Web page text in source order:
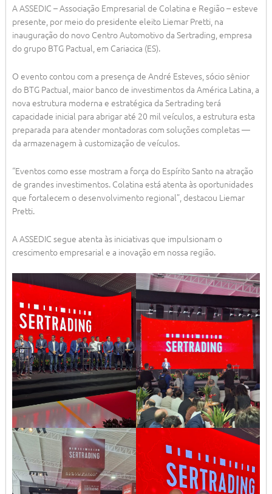
A ASSEDIC – Associação Empresarial de Colatina e Região – esteve
presente, por meio do presidente eleito Liemar Pretti, na
inauguração do novo Centro Automotivo da Sertrading, empresa
do grupo BTG Pactual, em Cariacica (ES).
O evento contou com a presença de André Esteves, sócio sênior
do BTG Pactual, maior banco de investimentos da América Latina, a
nova estrutura moderna e estratégica da Sertrading terá
capacidade inicial para abrigar até 20 mil veículos, a estrutura esta
preparada para atender montadoras com soluções completas —
da armazenagem à customização de veículos.
“Eventos como esse mostram a força do Espírito Santo na atração
de grandes investimentos. Colatina está atenta às oportunidades
que fortalecem o desenvolvimento regional”, destacou Liemar
Pretti.
A ASSEDIC segue atenta às iniciativas que impulsionam o
crescimento empresarial e a inovação em nossa região.